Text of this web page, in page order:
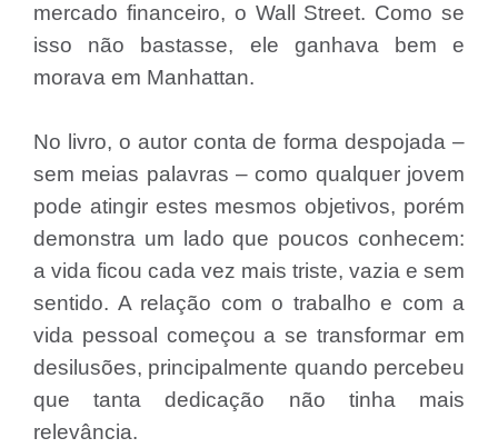
mercado financeiro, o Wall Street. Como se
isso não bastasse, ele ganhava bem e
morava em Manhattan.
No livro, o autor conta de forma despojada –
sem meias palavras – como qualquer jovem
pode atingir estes mesmos objetivos, porém
demonstra um lado que poucos conhecem:
a vida ficou cada vez mais triste, vazia e sem
sentido. A relação com o trabalho e com a
vida pessoal começou a se transformar em
desilusões, principalmente quando percebeu
que tanta dedicação não tinha mais
relevância.